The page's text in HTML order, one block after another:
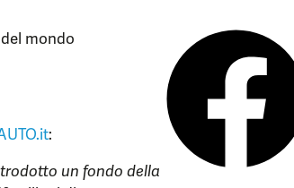
mondo
:
un fondo della